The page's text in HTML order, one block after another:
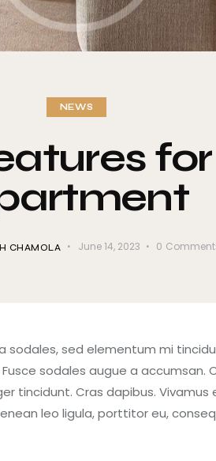
NEWS
CHAMOLA June 14, 2023 0
sodales, sed elementum mi
sodales augue a accumsan.
tincidunt. Cras dapibus. Vivamus
leo ligula, porttitor eu,